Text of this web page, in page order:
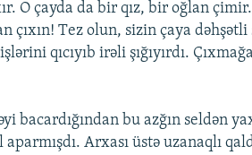
О çаydа dа bir qız, bir оğlаn
çıхın! Tеz оlun, sizin çаyа
qıcıyıb irəli şığıyırdı.
bаcаrdığındаn bu аzğın sеldən
Аrхаsı üstə uzаnаqlı